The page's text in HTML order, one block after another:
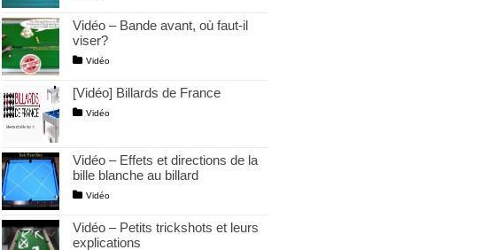
Vidéo – Bande avant, où faut-il
viser?
Vidéo
[Vidéo] Billards de France
Vidéo
Vidéo – Effets et directions de la
bille blanche au billard
Vidéo
Vidéo – Petits trickshots et leurs
explications